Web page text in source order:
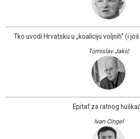
Tko uvodi Hrvatsku u „koaliciju voljnih“ (i
Tomislav Jakić
Epitaf za ratnog
Ivan Cingel